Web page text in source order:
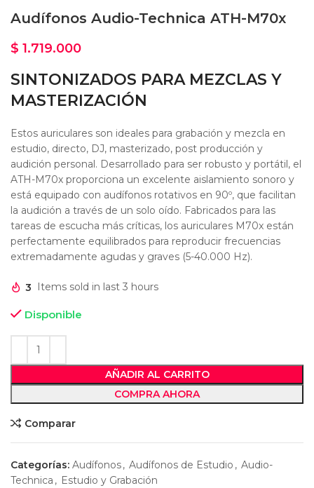
Audífonos Audio-Technica ATH-M70x
$ 1.719.000
SINTONIZADOS PARA MEZCLAS Y
MASTERIZACIÓN
Estos auriculares son ideales para grabación y mezcla en
estudio, directo, DJ, masterizado, post producción y
audición personal. Desarrollado para ser robusto y portátil, el
ATH-M70x proporciona un excelente aislamiento sonoro y
está equipado con audífonos rotativos en 90º, que facilitan
la audición a través de un solo oído. Fabricados para las
tareas de escucha más críticas, los auriculares M70x están
perfectamente equilibrados para reproducir frecuencias
extremadamente agudas y graves (5-40.000 Hz).
3 Items sold in last 3 hours
Disponible
AÑADIR AL CARRITO
COMPRA AHORA
Comparar
Categorías: Audífonos, Audífonos de Estudio , Audio-
Technica , Estudio y Grabación